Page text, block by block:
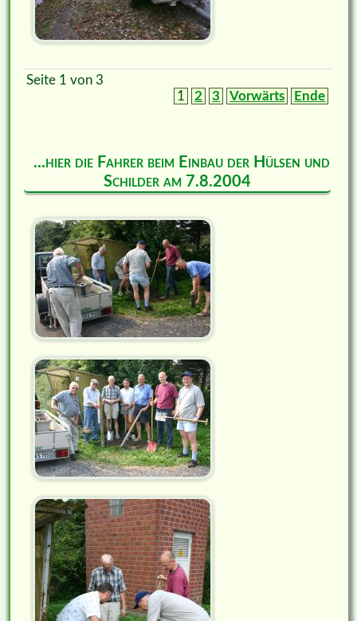
Seite 1 von 3
1
2 3 Vorwärts Ende
...hier die Fahrer beim Einbau der Hülsen und
Schilder am 7.8.2004